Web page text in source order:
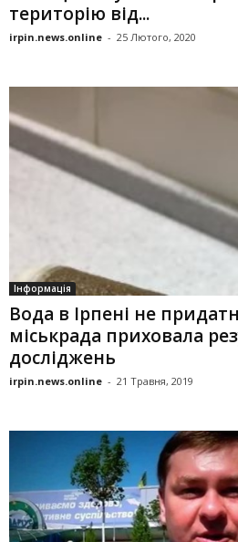
територію від...
irpin.news.online - 25 Лютого, 2020
Інформація
Вода в Ірпені не
міськрада приховала
досліджень
irpin.news.online - 21 Травня, 2019